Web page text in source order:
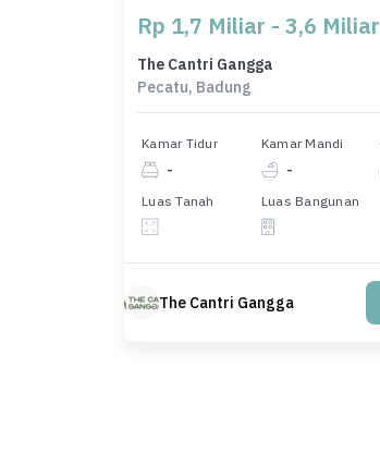
Rp 1,7 Miliar - 3,6 Miliar
The Cantri Gangga
Pecatu, Badung
Kamar Tidur
-
Kamar Mandi
-
Luas Tanah Luas Bangunan
The Cantri Gangga